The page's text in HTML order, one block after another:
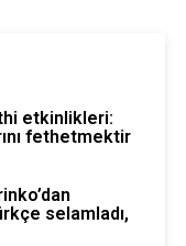
etkinlikleri:
fethetmektir
selamladı,